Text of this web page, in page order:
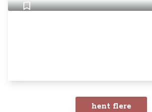
hent flere